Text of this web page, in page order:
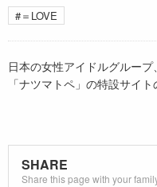
#＝LOVE
日本の女性アイドルグルー
「ナツマトペ」の特設サイト
SHARE
Share this page with your